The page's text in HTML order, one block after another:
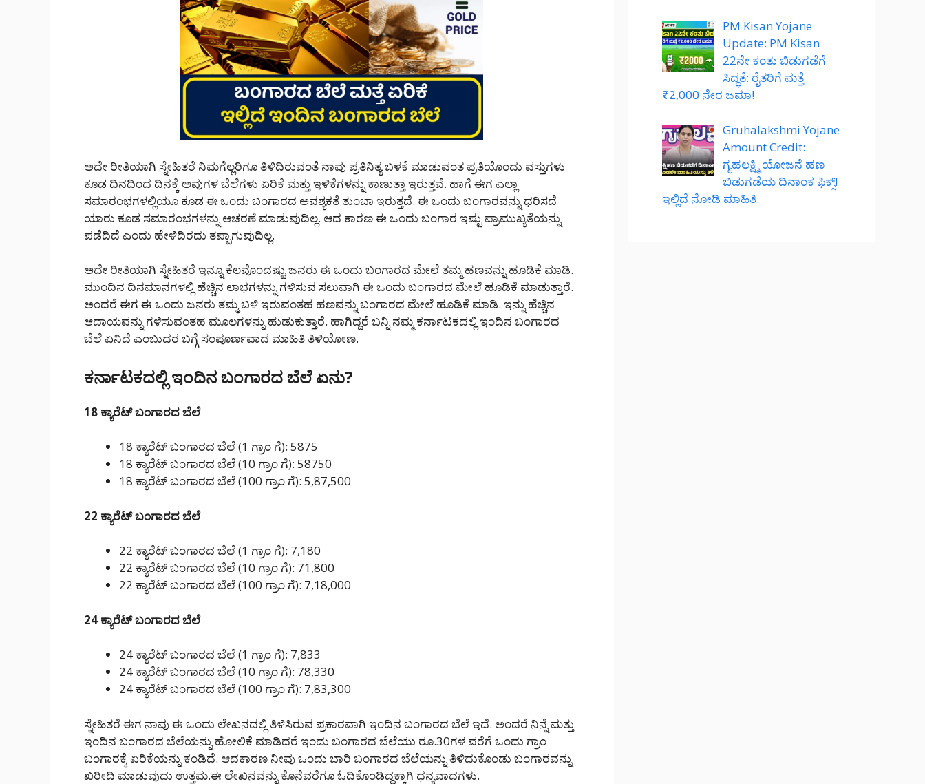
ಅದೇ ರೀತಿಯಾಗಿ ಸ್ನೇಹಿತರೆ ನಿಮಗೆಲ್ಲರಿಗೂ ತಿಳಿದಿರುವಂತೆ ನಾವು ಪ್ರತಿನಿತ್ಯ ಬಳಕೆ ಮಾಡುವಂತ ಪ್ರತಿಯೊಂದು ವಸ್ತುಗಳು
ಕೂಡ ದಿನದಿಂದ ದಿನಕ್ಕೆ ಅವುಗಳ ಬೆಲೆಗಳು ಏರಿಕೆ ಮತ್ತು ಇಳಿಕೆಗಳನ್ನು ಕಾಣುತ್ತಾ ಇರುತ್ತವೆ. ಹಾಗೆ ಈಗ ಎಲ್ಲಾ
ಸಮಾರಂಭಗಳಲ್ಲಿಯೂ ಕೂಡ ಈ ಒಂದು ಬಂಗಾರದ ಅವಶ್ಯಕತೆ ತುಂಬಾ ಇರುತ್ತದೆ. ಈ ಒಂದು ಬಂಗಾರವನ್ನು ಧರಿಸದೆ
ಯಾರು ಕೂಡ ಸಮಾರಂಭಗಳನ್ನು ಆಚರಣೆ ಮಾಡುವುದಿಲ್ಲ. ಆದ ಕಾರಣ ಈ ಒಂದು ಬಂಗಾರ ಇಷ್ಟು ಪ್ರಾಮುಖ್ಯತೆಯನ್ನು
ಪಡೆದಿದೆ ಎಂದು ಹೇಳಿದಿರದು ತಪ್ಪಾಗುವುದಿಲ್ಲ.
ಅದೇ ರೀತಿಯಾಗಿ ಸ್ನೇಹಿತರೆ ಇನ್ನೂ ಕೆಲವೊಂದಷ್ಟು ಜನರು ಈ ಒಂದು ಬಂಗಾರದ ಮೇಲೆ ತಮ್ಮ ಹಣವನ್ನು ಹೂಡಿಕೆ ಮಾಡಿ.
ಮುಂದಿನ ದಿನಮಾನಗಳಲ್ಲಿ ಹೆಚ್ಚಿನ ಲಾಭಗಳನ್ನು ಗಳಿಸುವ ಸಲುವಾಗಿ ಈ ಒಂದು ಬಂಗಾರದ ಮೇಲೆ ಹೂಡಿಕೆ ಮಾಡುತ್ತಾರೆ.
ಅಂದರೆ ಈಗ ಈ ಒಂದು ಜನರು ತಮ್ಮ ಬಳಿ ಇರುವಂತಹ ಹಣವನ್ನು ಬಂಗಾರದ ಮೇಲೆ ಹೂಡಿಕೆ ಮಾಡಿ. ಇನ್ನು ಹೆಚ್ಚಿನ
ಆದಾಯವನ್ನು ಗಳಿಸುವಂತಹ ಮೂಲಗಳನ್ನು ಹುಡುಕುತ್ತಾರೆ. ಹಾಗಿದ್ದರೆ ಬನ್ನಿ ನಮ್ಮ ಕರ್ನಾಟಕದಲ್ಲಿ ಇಂದಿನ ಬಂಗಾರದ
ಬೆಲೆ ಏನಿದೆ ಎಂಬುದರ ಬಗ್ಗೆ ಸಂಪೂರ್ಣವಾದ ಮಾಹಿತಿ ತಿಳಿಯೋಣ.
ಕರ್ನಾಟಕದಲ್ಲಿ ಇಂದಿನ ಬಂಗಾರದ ಬೆಲೆ ಏನು?
18 ಕ್ಯಾರೆಟ್ ಬಂಗಾರದ ಬೆಲೆ
18 ಕ್ಯಾರೆಟ್ ಬಂಗಾರದ ಬೆಲೆ (1 ಗ್ರಾಂ ಗೆ): 5875
18 ಕ್ಯಾರೆಟ್ ಬಂಗಾರದ ಬೆಲೆ (10 ಗ್ರಾಂ ಗೆ): 58750
18 ಕ್ಯಾರೆಟ್ ಬಂಗಾರದ ಬೆಲೆ (100 ಗ್ರಾಂ ಗೆ): 5,87,500
22 ಕ್ಯಾರೆಟ್ ಬಂಗಾರದ ಬೆಲೆ
22 ಕ್ಯಾರೆಟ್ ಬಂಗಾರದ ಬೆಲೆ (1 ಗ್ರಾಂ ಗೆ): 7,180
22 ಕ್ಯಾರೆಟ್ ಬಂಗಾರದ ಬೆಲೆ (10 ಗ್ರಾಂ ಗೆ): 71,800
22 ಕ್ಯಾರೆಟ್ ಬಂಗಾರದ ಬೆಲೆ (100 ಗ್ರಾಂ ಗೆ): 7,18,000
24 ಕ್ಯಾರೆಟ್ ಬಂಗಾರದ ಬೆಲೆ
24 ಕ್ಯಾರೆಟ್ ಬಂಗಾರದ ಬೆಲೆ (1 ಗ್ರಾಂ ಗೆ): 7,833
24 ಕ್ಯಾರೆಟ್ ಬಂಗಾರದ ಬೆಲೆ (10 ಗ್ರಾಂ ಗೆ): 78,330
24 ಕ್ಯಾರೆಟ್ ಬಂಗಾರದ ಬೆಲೆ (100 ಗ್ರಾಂ ಗೆ): 7,83,300
ಸ್ನೇಹಿತರೆ ಈಗ ನಾವು ಈ ಒಂದು ಲೇಖನದಲ್ಲಿ ತಿಳಿಸಿರುವ ಪ್ರಕಾರವಾಗಿ ಇಂದಿನ ಬಂಗಾರದ ಬೆಲೆ ಇದೆ. ಅಂದರೆ ನಿನ್ನೆ ಮತ್ತು
ಇಂದಿನ ಬಂಗಾರದ ಬೆಲೆಯನ್ನು ಹೋಲಿಕೆ ಮಾಡಿದರೆ ಇಂದು ಬಂಗಾರದ ಬೆಲೆಯು ರೂ.30ಗಳ ವರೆಗೆ ಒಂದು ಗ್ರಾಂ
ಬಂಗಾರಕ್ಕೆ ಏರಿಕೆಯನ್ನು ಕಂಡಿದೆ. ಆದಕಾರಣ ನೀವು ಒಂದು ಬಾರಿ ಬಂಗಾರದ ಬೆಲೆಯನ್ನು ತಿಳಿದುಕೊಂಡು ಬಂಗಾರವನ್ನು
ಖರೀದಿ ಮಾಡುವುದು ಉತ್ತಮ.ಈ ಲೇಖನವನ್ನು ಕೊನೆವರೆಗೂ ಓದಿಕೊಂಡಿದ್ದಕ್ಕಾಗಿ ಧನ್ಯವಾದಗಳು.
PM Kisan Yojane
Update: PM Kisan
22ನೇ ಕಂತು ಬಿಡುಗಡೆಗೆ
ಸಿದ್ಧತೆ: ರೈತರಿಗೆ ಮತ್ತೆ
₹2,000 ನೇರ ಜಮಾ!
Gruhalakshmi Yojane
Amount Credit:
ಗೃಹಲಕ್ಷ್ಮಿ ಯೋಜನೆ ಹಣ
ಬಿಡುಗಡೆಯ ದಿನಾಂಕ ಫಿಕ್ಸ್!
ಇಲ್ಲಿದೆ ನೋಡಿ ಮಾಹಿತಿ.